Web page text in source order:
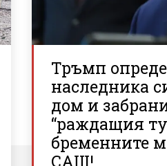
Тръмп
наследника
дом и
“раждащия
бременните
САЩ!